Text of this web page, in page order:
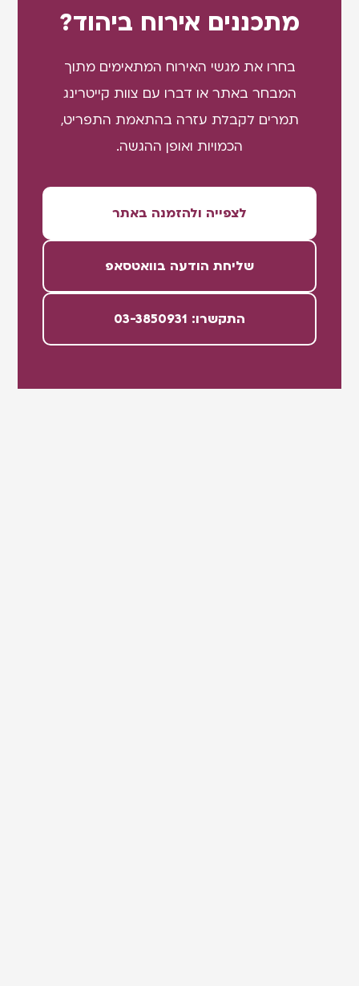
מתכננים אירוח ביהוד?
בחרו את מגשי האירוח המתאימים מתוך
המבחר באתר או דברו עם צוות קייטרינג
תמרים לקבלת עזרה בהתאמת התפריט,
הכמויות ואופן ההגשה.
לצפייה ולהזמנה באתר
שליחת הודעה בוואטסאפ
התקשרו: 03-3850931